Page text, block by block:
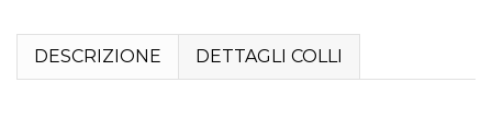
DESCRIZIONE DETTAGLI COLLI